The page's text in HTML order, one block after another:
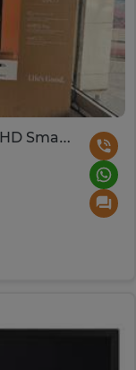
TELEVISEUR LG 65 pouces ULTRA HD Smart TV